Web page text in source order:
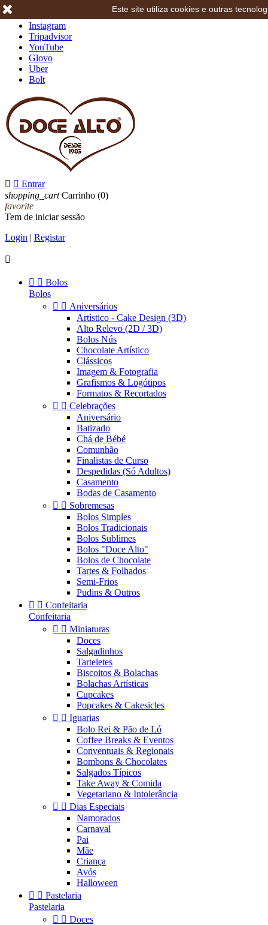
Instagram
Tripadvisor
YouTube
Glovo
Uber
Bolt
  Entrar
shopping_cart Carrinho (0)
favorite
Tem de iniciar sessão
Login | Registar

  Bolos
Bolos
  Aniversários
Artístico - Cake Design (3D)
Alto Relevo (2D / 3D)
Bolos Nús
Chocolate Artístico
Clássicos
Imagem & Fotografia
Grafismos & Logótipos
Formatos & Recortados
  Celebrações
Aniversário
Batizado
Chá de Bébé
Comunhão
Finalistas de Curso
Despedidas (Só Adultos)
Casamento
Bodas de Casamento
  Sobremesas
Bolos Simples
Bolos Tradicionais
Bolos Sublimes
Bolos "Doce Alto"
Bolos de Chocolate
Tartes & Folhados
Semi-Frios
Pudins & Outros
  Confeitaria
Confeitaria
  Miniaturas
Doces
Salgadinhos
Tarteletes
Biscoitos & Bolachas
Bolachas Artísticas
Cupcakes
Popcakes & Cakesicles
  Iguarias
Bolo Rei & Pão de Ló
Coffee Breaks & Eventos
Conventuais & Regionais
Bombons & Chocolates
Salgados Típicos
Take Away & Comida
Vegetariano & Intolerância
  Dias Especiais
Namorados
Carnaval
Pai
Mãe
Criança
Avós
Halloween
  Pastelaria
Pastelaria
  Doces
Este site utiliza cookies e outras